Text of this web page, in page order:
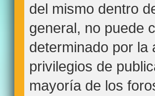
del mismo dentro
general, no puede
determinado por la
privilegios de
mayoría de los